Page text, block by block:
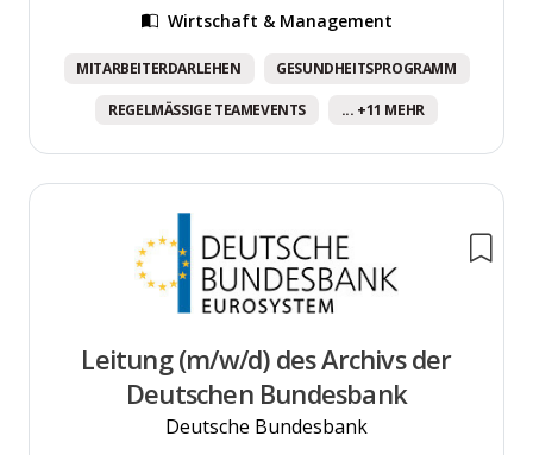
Wirtschaft & Management
MITARBEITERDARLEHEN GESUNDHEITSPROGRAMM
REGELMÄSSIGE TEAMEVENTS ... +11 MEHR
Leitung (m/w/d) des Archivs der
Deutschen Bundesbank
Deutsche Bundesbank